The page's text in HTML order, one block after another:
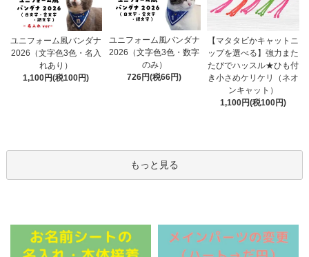
ユニフォーム風バンダナ
2026（文字色3色・名入
れあり）
1,100円(税100円)
ユニフォーム風バンダナ
2026（文字色3色・数字
のみ）
726円(税66円)
【マタタビかキャットニ
ップを選べる】強力また
たびでハッスル★ひも付
き小さめケリケリ（ネオ
ンキャット）
1,100円(税100円)
もっと見る